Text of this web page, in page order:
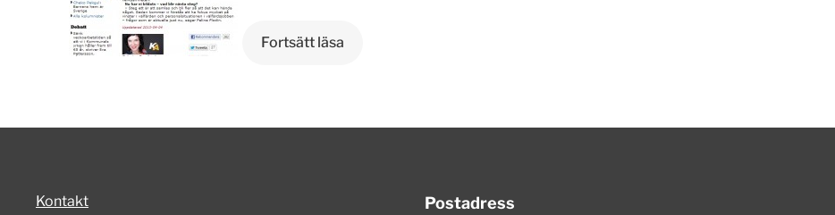
Fortsätt läsa
Kontakt
Postadress